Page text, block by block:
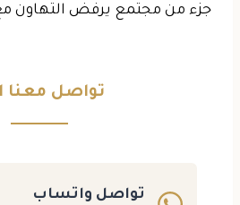
جزء من مجتمع يرفض التهاون مع
تواصل معنا
تواصل واتساب